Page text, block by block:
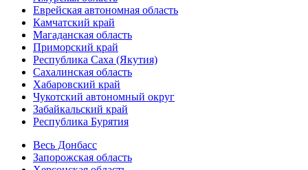
Еврейская автономная область
Камчатский край
Магаданская область
Приморский край
Республика Саха (Якутия)
Сахалинская область
Хабаровский край
Чукотский автономный округ
Забайкальский край
Республика Бурятия
Весь Донбасс
Запорожская область